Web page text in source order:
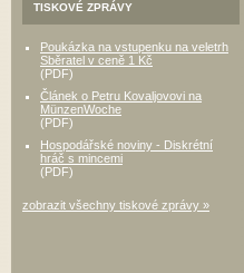
TISKOVÉ ZPRÁVY
Poukázka na vstupenku na veletrh
Sběratel v ceně 1 Kč
(PDF)
Článek o Petru Kovaljovovi na
MünzenWoche
(PDF)
Hospodářské noviny - Diskrétní
hráč s mincemi
(PDF)
zobrazit všechny tiskové zprávy »